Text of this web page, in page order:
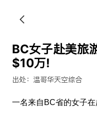
BC女子赴美旅
$10万!
出处：温哥华天空综合
一名来自BC省的女子